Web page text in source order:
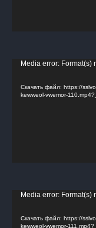
Видеоплеер
Media error: Format(s)
Скачать файл: https://
kewweol-vwemor-
Видеоплеер
Media error: Format(s)
Скачать файл: https://
kewweol-vwemor-